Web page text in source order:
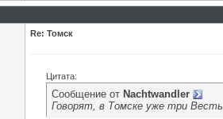
Re: Томск
Цитата:
Сообщение от Nachtwandler
Говорят, в Томске уже три